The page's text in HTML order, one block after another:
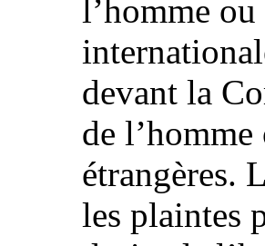
l’homme ou
devant la
de
étrangères.
les plaintes